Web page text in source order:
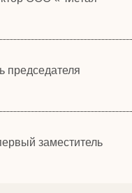
председателя
заместитель